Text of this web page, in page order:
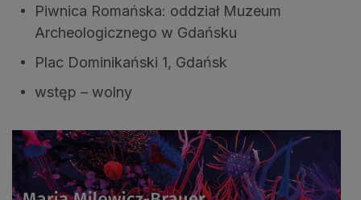
Piwnica Romańska: oddział Muzeum
Archeologicznego w Gdańsku
Plac Dominikański 1, Gdańsk
wstęp – wolny